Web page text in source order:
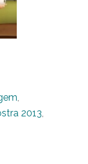
,
2013,